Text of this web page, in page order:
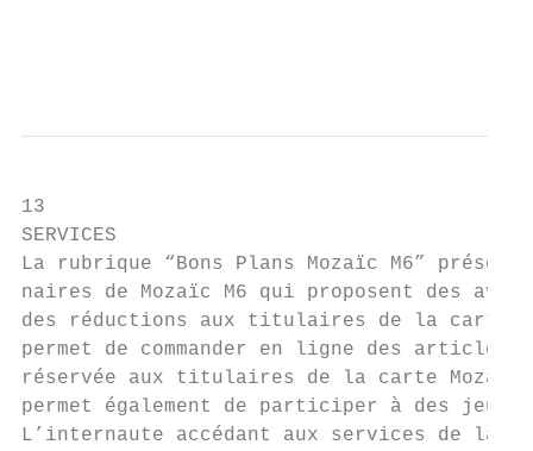
13
SERVICES
La rubrique “Bons Plans Mozaïc M6”
naires de Mozaïc M6 qui proposent des
des réductions aux titulaires de la
permet de commander en ligne des
réservée aux titulaires de la carte
permet également de participer à des
L’internaute accédant aux services de la